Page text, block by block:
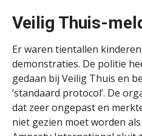
Veilig Thuis-
Er waren tientallen
demonstraties. De politie
gedaan bij Veilig Thuis en
‘standaard protocol’. De
dat zeer ongepasten
niet gezien moet worden